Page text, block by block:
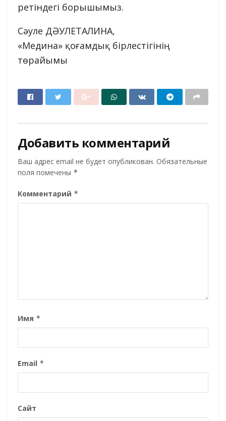
ретіндегі борышымыз.
Сәуле ДӘУЛЕТАЛИНА,
«Медина» қоғамдық бірлестігінің
төрайымы
Добавить комментарий
Ваш адрес email не будет опубликован. Обязательные
поля помечены *
Комментарий *
Имя *
Email *
Сайт